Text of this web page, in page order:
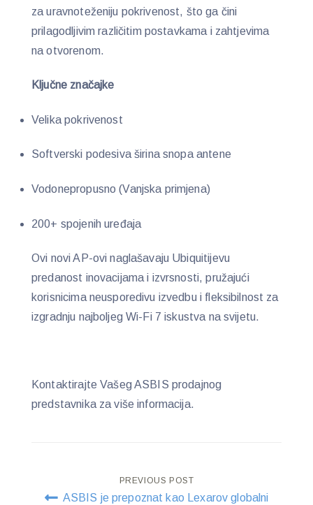
za uravnoteženiju pokrivenost, što ga čini
prilagodljivim različitim postavkama i zahtjevima
na otvorenom.
Ključne značajke
Velika pokrivenost
Softverski podesiva širina snopa antene
Vodonepropusno (Vanjska primjena)
200+ spojenih uređaja
Ovi novi AP-ovi naglašavaju Ubiquitijevu
predanost inovacijama i izvrsnosti, pružajući
korisnicima neusporedivu izvedbu i fleksibilnost za
izgradnju najboljeg Wi-Fi 7 iskustva na svijetu.
Kontaktirajte Vašeg ASBIS prodajnog
predstavnika za više informacija.
Post
PREVIOUS POST
ASBIS je prepoznat kao Lexarov globalni